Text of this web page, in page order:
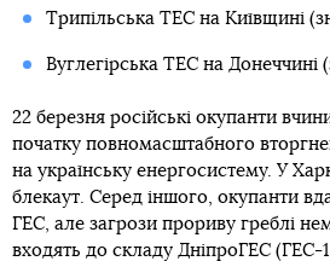
Трипільська ТЕС на Київщині
Вуглегірська ТЕС на Донеччині
22 березня російські окупанти
початку повномасштабного
на українську енергосистему. У
блекаут. Серед іншого, окупанти
ГЕС, але загрози прориву греблі
входять до складу ДніпроГЕС (ГЕС-